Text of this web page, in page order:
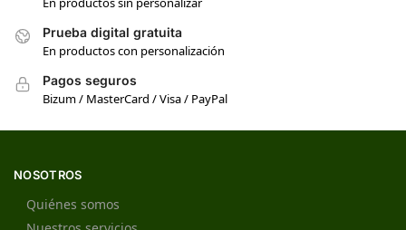
Prueba digital gratuita
En productos con personalización
Pagos seguros
Bizum / MasterCard / Visa / PayPal
NOSOTROS
Quiénes somos